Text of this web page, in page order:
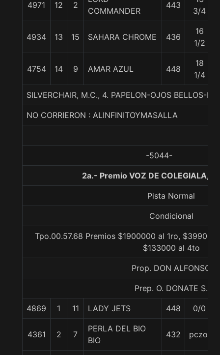
4971 12 2
COMMANDER
443
3/4
4934 13 15 SAHARA CHROME 436
16
1/2
4754 14 9 AMAR AZUL 448
18
1/4
SILVERCHAIR, M.C., 4. PAPELON-OJOS BELLOS-
NO CORRIERON : ALINFINITOYMASALLA
-5044-
2a.- Premio VOZ DE COLEGIALA,
Pista Normal
Condicional
Tpo.00.57.68 Premios $1900000 al 1ro,
$133000 al 4to
Prop. DON ALFONSO
Prep. O. DONATE S.
4869 1 11 LADY JETS 448 0/0
4361 2 7
PERLA DEL BIO
BIO
432 pczo.